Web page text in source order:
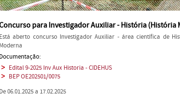
para Investigador Auxiliar - História (História
Está aberto concurso Investigador Auxiliar - área científica de
Moderna
Documentação:
Edital 9-2025 Inv Aux Historia - CIDEHUS
BEP OE202501/0075
De 06.01.2025 a 17.02.2025